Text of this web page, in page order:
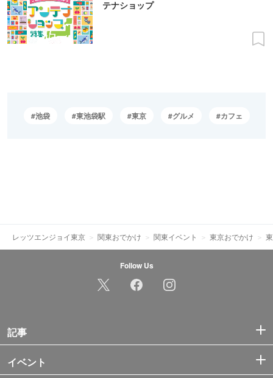
テナショップ
池袋 東池袋駅 東京 グルメ カフェ
レッツエンジョイ東京 関東おでかけ 関東イベント 東京おでかけ
Follow Us
記事
イベント